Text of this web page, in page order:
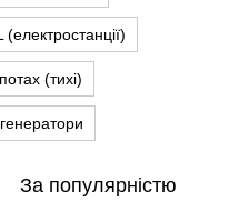
(тихі)
За популярністю